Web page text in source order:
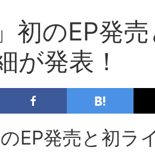
初のEP発
が発表！
EP発売と初ラ